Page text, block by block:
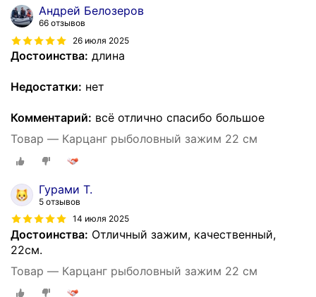
Андрей Белозеров
66 отзывов
26 июля 2025
Достоинства: длина
Недостатки: нет
Комментарий: всё отлично спасибо большое
Товар — Карцанг рыболовный зажим 22 см
Гурами Т.
5 отзывов
14 июля 2025
Достоинства: Отличный зажим, качественный,
22см.
Товар — Карцанг рыболовный зажим 22 см